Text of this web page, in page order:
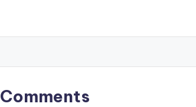
Comments